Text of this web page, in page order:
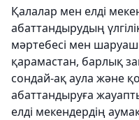
Қалалар мен елді
абаттандырудың
мәртебесі мен
қарамастан, барлық
сондай-ақ аула және
абаттандыруға
елді мекендердің